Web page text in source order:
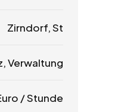
Zirndorf, St
Verwaltung
/ Stunde